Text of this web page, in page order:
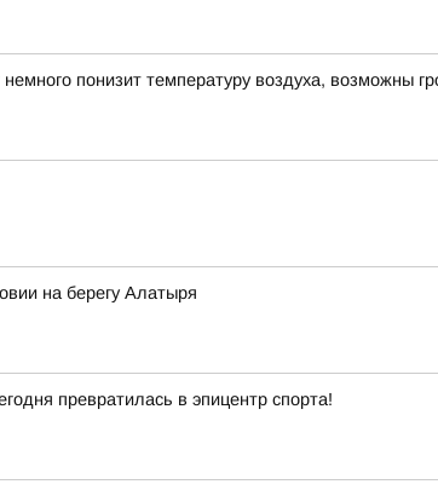
понизит температуру воздуха, возможны
на берегу Алатыря
превратилась в эпицентр спорта!